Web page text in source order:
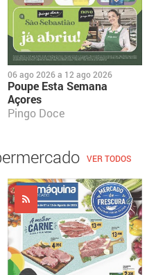
06 ago 2026 a 12 ago 2026
Poupe Esta Semana
Açores
Pingo Doce
VER TODOS